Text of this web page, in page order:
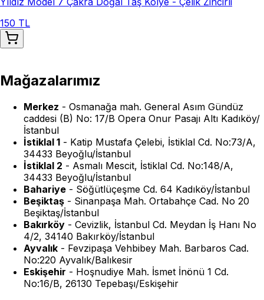
150 TL
Mağazalarımız
Merkez - Osmanağa mah. General Asım Gündüz
caddesi (B) No: 17/B Opera Onur Pasajı Altı Kadıköy/
İstanbul
İstiklal 1 - Katip Mustafa Çelebi, İstiklal Cd. No:73/A,
34433 Beyoğlu/İstanbul
İstiklal 2 - Asmalı Mescit, İstiklal Cd. No:148/A,
34433 Beyoğlu/İstanbul
Bahariye - Söğütlüçeşme Cd. 64 Kadıköy/İstanbul
Beşiktaş - Sinanpaşa Mah. Ortabahçe Cad. No 20
Beşiktaş/İstanbul
Bakırköy - Cevizlik, İstanbul Cd. Meydan İş Hanı No
4/2, 34140 Bakırköy/İstanbul
Ayvalık - Fevzipaşa Vehbibey Mah. Barbaros Cad.
No:220 Ayvalık/Balıkesir
Eskişehir - Hoşnudiye Mah. İsmet İnönü 1 Cd.
No:16/B, 26130 Tepebaşı/Eskişehir